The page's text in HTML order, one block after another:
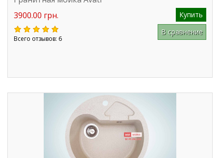
3900.00 грн.
Купить
Всего отзывов: 6
В сравнение